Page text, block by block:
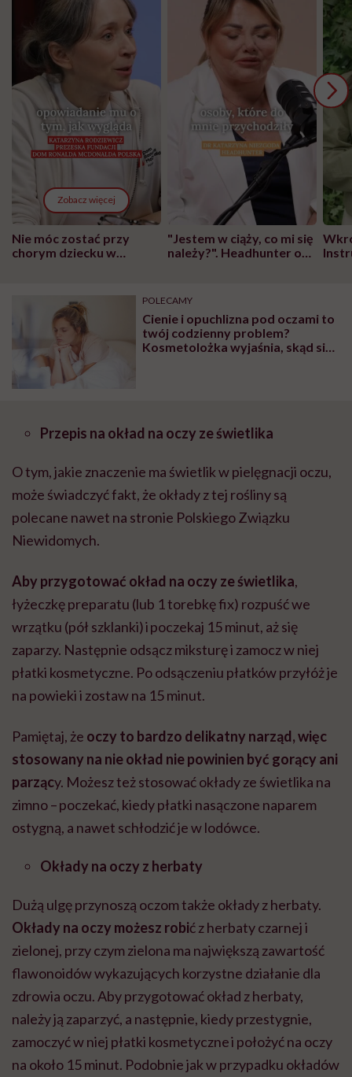
Zobacz więcej
Nie móc zostać przy
chorym dziecku w
głupota i brak
wyobraźni"
"Jestem w ciąży, co mi się
należy?". Headhunter o
pracy
POLECAMY
Cienie i opuchlizna pod oczami to
twój codzienny problem?
Kosmetolożka wyjaśnia, skąd się
Przepis na okład na oczy ze świetlika
O tym, jakie znaczenie ma świetlik w pielęgnacji oczu,
może świadczyć fakt, że okłady z tej rośliny są
polecane nawet na stronie Polskiego Związku
Niewidomych.
Aby przygotować okład na oczy ze świetlika,
łyżeczkę preparatu (lub 1 torebkę fix) rozpuść we
wrzątku (pół szklanki) i poczekaj 15 minut, aż się
zaparzy. Następnie odsącz miksturę i zamocz w niej
płatki kosmetyczne. Po odsączeniu płatków przyłóż je
na powieki i zostaw na 15 minut.
Pamiętaj, że oczy to bardzo delikatny narząd, więc
stosowany na nie okład nie powinien być gorący ani
parzący. Możesz też stosować okłady ze świetlika na
zimno – poczekać, kiedy płatki nasączone naparem
ostygną, a nawet schłodzić je w lodówce.
Okłady na oczy z herbaty
Dużą ulgę przynoszą oczom także okłady z herbaty.
Okłady na oczy możesz robić z herbaty czarneji
zielonej, przy czym zielona ma największą zawartość
flawonoidów wykazujących korzystne działanie dla
zdrowia oczu. Aby przygotować okład z herbaty,
należy ją zaparzyć, a następnie, kiedy przestygnie,
zamoczyć w niej płatki kosmetyczne i położyć na oczy
na około 15 minut. Podobnie jak w przypadku okładów